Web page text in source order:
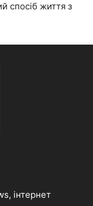
спосіб життя з
інтернет